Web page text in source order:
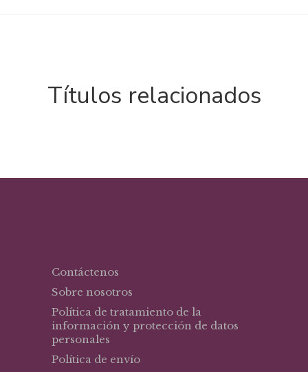
Títulos relacionados
Contáctenos
Sobre nosotros
Política de tratamiento de la
información y protección de datos
personales
Política de envío